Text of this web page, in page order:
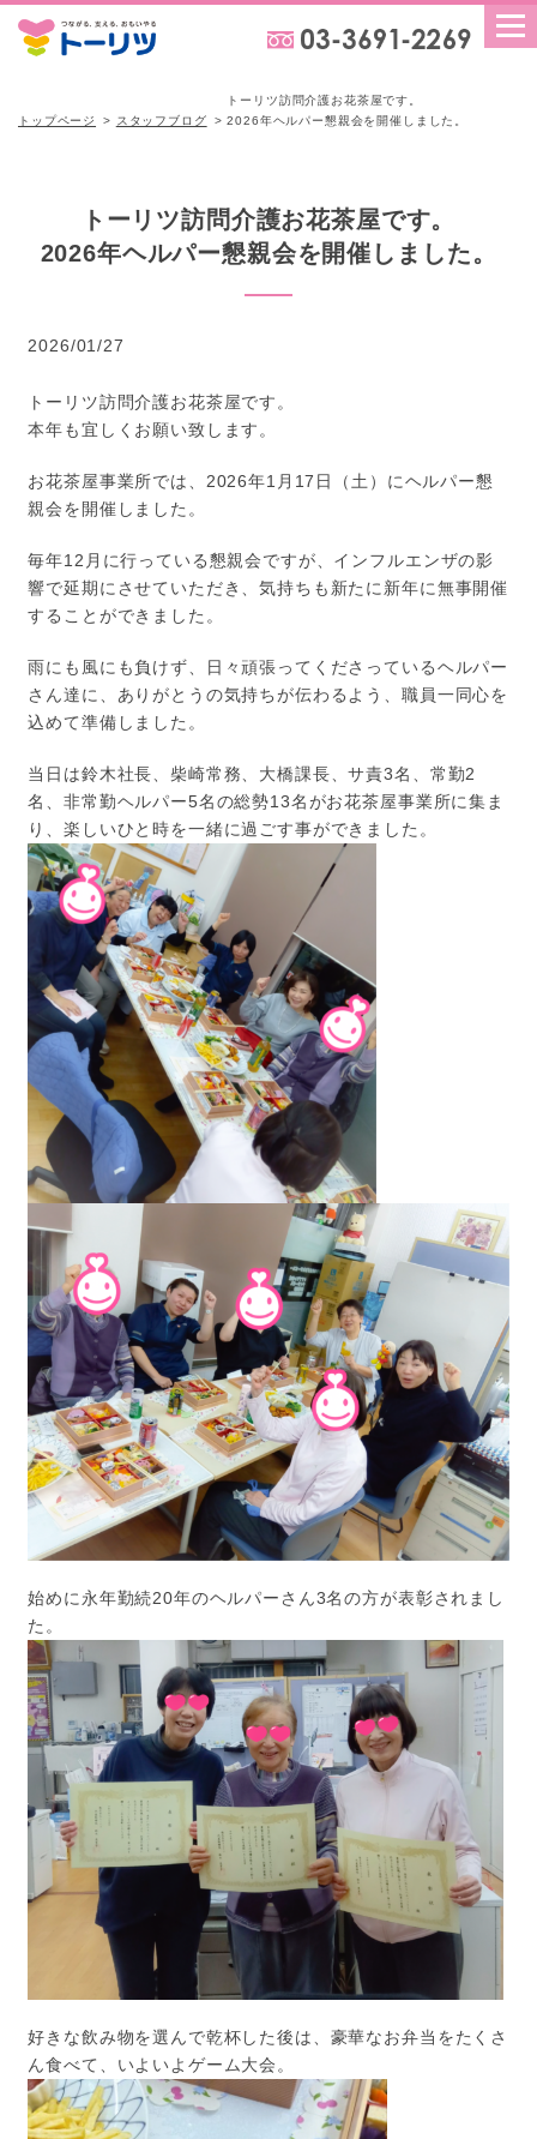
トップページ スタッフブログ
トーリツ訪問介護お花茶屋です。
2026年ヘルパー懇親会を開催しました。
トーリツ訪問介護お花茶屋です。
2026年ヘルパー懇親会を開催しました。
2026/01/27
トーリツ訪問介護お花茶屋です。
本年も宜しくお願い致します。
お花茶屋事業所では、2026年1月17日（土）にヘルパー懇
親会を開催しました。
毎年12月に行っている懇親会ですが、インフルエンザの影
響で延期にさせていただき、気持ちも新たに新年に無事開催
することができました。
雨にも風にも負けず、日々頑張ってくださっているヘルパー
さん達に、ありがとうの気持ちが伝わるよう、職員一同心を
込めて準備しました。
当日は鈴木社長、柴崎常務、大橋課長、サ責3名、常勤2
名、非常勤ヘルパー5名の総勢13名がお花茶屋事業所に集ま
り、楽しいひと時を一緒に過ごす事ができました。
始めに永年勤続20年のヘルパーさん3名の方が表彰されまし
た。
好きな飲み物を選んで乾杯した後は、豪華なお弁当をたくさ
ん食べて、いよいよゲーム大会。